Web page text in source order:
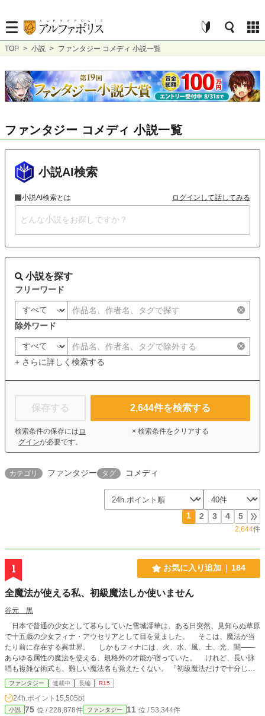
TOP > 小説 > ファンタジー コメディ 小説一覧
ファンタジー コメディ 小説一覧
小説AI検索
小説AI検索とは ログインして話してみる
小説を探す
フリーワード
除外ワード
+ さらに詳しく検索する
保存する
検索条件の保存には ロ
グインが必要です。
2,644件を検索する
× 検索条件をクリアする
カテゴリ ファンタジー タグ コメディ
1 2 3 4 5
2,644件
1 お気に入り追加 184
全魔法が使える私、初級魔法しか使いません
谷元 黒
日本で普通の少女として暮らしていた雪城澪華は、ある日突然、見知らぬ草原
で十五歳の少女フィナ・アウセリアとして目を覚ました。 そこは、魔法が当
たり前に存在する異世界。 しかもフィナには、火、水、風、土、光、闇――
あらゆる属性の魔法を使える、規格外の才能が宿っていた。 けれど、長い詠
唱も複雑な術式も、難しい魔法名も覚えたくない。 「初級魔法だけで十分じゃ
ない？」 そう考えたフィナが放つのは、どこにでもあるはずの初級魔法。
ほんの少しの火球は、複数の標的を追尾して同時に撃ち抜く。 小さな土壁
は、迷宮主の大規模魔法を完全に遮断する。 ただの水魔法は、巨大な魔物を
地面へ押さえつけるほど重くなる。 本人は普通に使っているつもりなのに、
ファンタジー 連載中 長編 R15
24h.ポイント 15,505pt
小説 75 位 / 228,878件 ファンタジー 11 位 / 53,344件